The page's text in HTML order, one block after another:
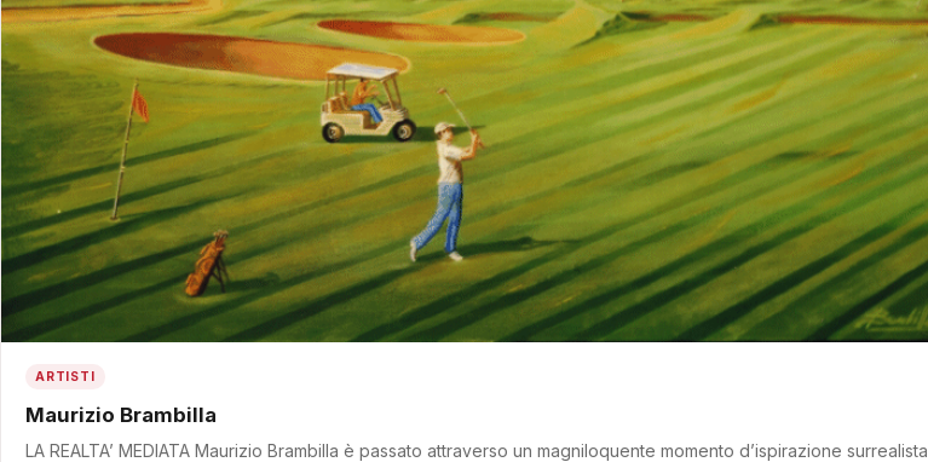
ARTISTI
Maurizio Brambilla
LA REALTA’ MEDIATA Maurizio Brambilla è passato attraverso un magniloquente momento d’ispirazione surrealista,